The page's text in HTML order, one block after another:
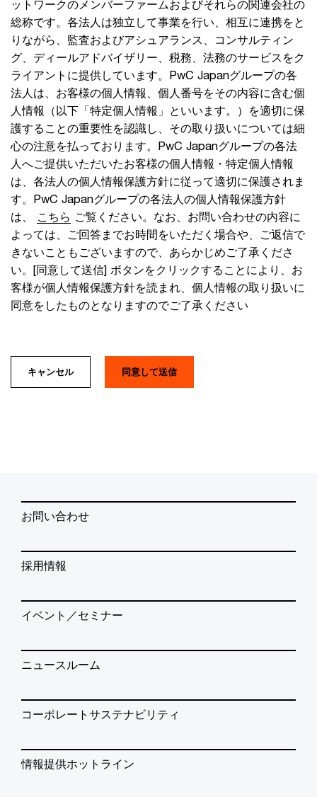
ットワークのメンバーファームおよびそれらの関連会社の
総称です。各法人は独立して事業を行い、相互に連携をと
りながら、監査およびアシュアランス、コンサルティン
グ、ディールアドバイザリー、税務、法務のサービスをク
ライアントに提供しています。PwC Japanグループの各
法人は、お客様の個人情報、個人番号をその内容に含む個
人情報（以下「特定個人情報」といいます。）を適切に保
護することの重要性を認識し、その取り扱いについては細
心の注意を払っております。PwC Japanグループの各法
人へご提供いただいたお客様の個人情報・特定個人情報
は、各法人の個人情報保護方針に従って適切に保護されま
す。PwC Japanグループの各法人の個人情報保護方針
は、
こちら ご覧ください。なお、お問い合わせの内容に
よっては、ご回答までお時間をいただく場合や、ご返信で
きないこともございますので、あらかじめご了承くださ
い。[同意して送信] ボタンをクリックすることにより、お
客様が個人情報保護方針を読まれ、個人情報の取り扱いに
同意をしたものとなりますのでご了承ください
キャンセル
お問い合わせ
採用情報
イベント／セミナー
ニュースルーム
コーポレートサステナビリティ
情報提供ホットライン